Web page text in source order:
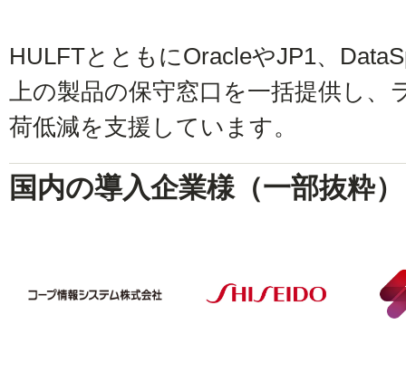
HULFTとともにOracleやJP1、
上の製品の保守窓口を一括提供し、
荷低減を支援しています。
国内の導入企業様（一部抜粋）